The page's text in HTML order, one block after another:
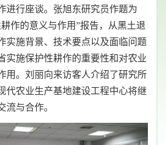
进行座谈。 张旭东研究员作题为
作的意义与作用”报告，从黑土退
实施背景、技术要点以及面临问题
实施保护性耕作的重要性和对农业
用。刘丽向来访客人介绍了研究所
代农业生产基地建设工程中心将继
流与合作。